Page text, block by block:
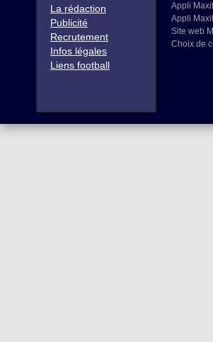
La rédaction
Publicité
Recrutement
Infos légales
Liens football
Appli
Appli
Site web
Choix de